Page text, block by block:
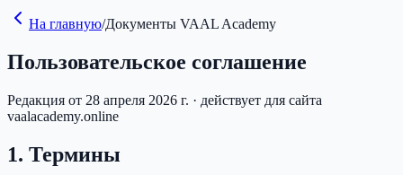
На главную/Документы VAAL Academy
Пользовательское соглашение
Редакция от 28 апреля 2026 г. · действует для сайта
vaalacademy.online
1. Термины